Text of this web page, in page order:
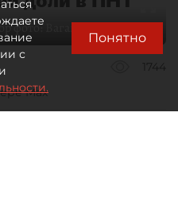
фото: Ваганов Антон / "ДП"
1744
Max
с
Понятно